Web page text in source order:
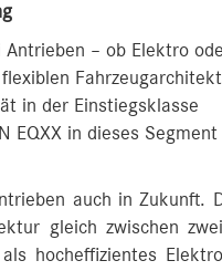
– ob Elektro
in der Einstiegsklasse
EQXX in dieses Segment
auch in Zukunft.
gleich zwischen
hocheffizientes